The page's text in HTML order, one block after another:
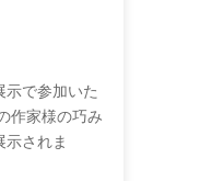
示で参加いた
作家様の巧み
されま